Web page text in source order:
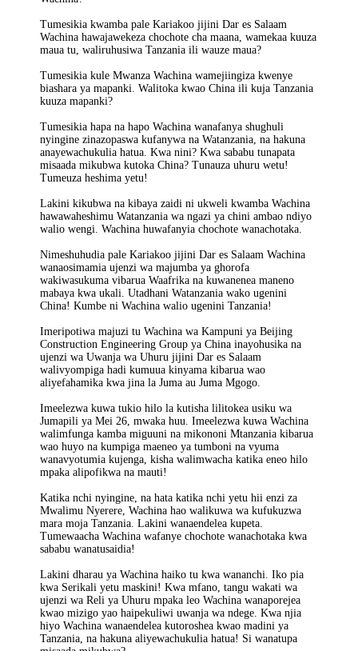
Tumesikia kwamba pale Kariakoo jijini Dar es Salaam
Wachina hawajawekeza chochote cha maana, wamekaa kuuza
maua tu, waliruhusiwa Tanzania ili wauze maua?
Tumesikia kule Mwanza Wachina wamejiingiza kwenye
biashara ya mapanki. Walitoka kwao China ili kuja Tanzania
kuuza mapanki?
Tumesikia hapa na hapo Wachina wanafanya shughuli
nyingine zinazopaswa kufanywa na Watanzania, na hakuna
anayewachukulia hatua. Kwa nini? Kwa sababu tunapata
misaada mikubwa kutoka China? Tunauza uhuru wetu!
Tumeuza heshima yetu!
Lakini kikubwa na kibaya zaidi ni ukweli kwamba Wachina
hawawaheshimu Watanzania wa ngazi ya chini ambao ndiyo
walio wengi. Wachina huwafanyia chochote wanachotaka.
Nimeshuhudia pale Kariakoo jijini Dar es Salaam Wachina
wanaosimamia ujenzi wa majumba ya ghorofa
wakiwasukuma vibarua Waafrika na kuwanenea maneno
mabaya kwa ukali. Utadhani Watanzania wako ugenini
China! Kumbe ni Wachina walio ugenini Tanzania!
Imeripotiwa majuzi tu Wachina wa Kampuni ya Beijing
Construction Engineering Group ya China inayohusika na
ujenzi wa Uwanja wa Uhuru jijini Dar es Salaam
walivyompiga hadi kumuua kinyama kibarua wao
aliyefahamika kwa jina la Juma au Juma Mgogo.
Imeelezwa kuwa tukio hilo la kutisha lilitokea usiku wa
Jumapili ya Mei 26, mwaka huu. Imeelezwa kuwa Wachina
walimfunga kamba miguuni na mikononi Mtanzania kibarua
wao huyo na kumpiga maeneo ya tumboni na vyuma
wanavyotumia kujenga, kisha walimwacha katika eneo hilo
mpaka alipofikwa na mauti!
Katika nchi nyingine, na hata katika nchi yetu hii enzi za
Mwalimu Nyerere, Wachina hao walikuwa wa kufukuzwa
mara moja Tanzania. Lakini wanaendelea kupeta.
Tumewaacha Wachina wafanye chochote wanachotaka kwa
sababu wanatusaidia!
Lakini dharau ya Wachina haiko tu kwa wananchi. Iko pia
kwa Serikali yetu maskini! Kwa mfano, tangu wakati wa
ujenzi wa Reli ya Uhuru mpaka leo Wachina wanaporejea
kwao mizigo yao haipekuliwi uwanja wa ndege. Kwa njia
hiyo Wachina wanaendelea kutoroshea kwao madini ya
Tanzania, na hakuna aliyewachukulia hatua! Si wanatupa